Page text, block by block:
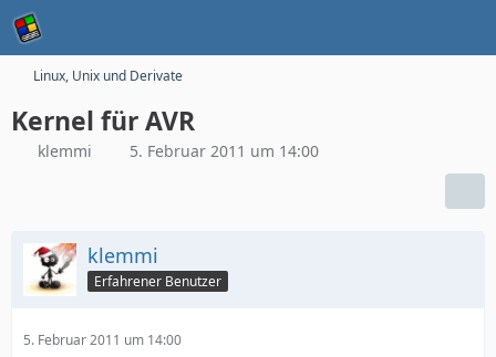
Linux, Unix und Derivate
Kernel für AVR
klemmi 5. Februar 2011 um 14:00
klemmi
Erfahrener Benutzer
5. Februar 2011 um 14:00